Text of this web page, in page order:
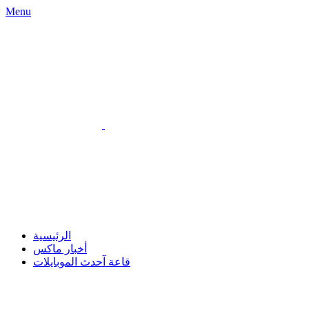
Menu
الرئيسية
أخبار ماكس
قاعة آحدث الموبايلات